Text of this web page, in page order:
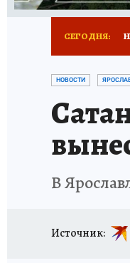
СЕГОДНЯ:
НОВОСТИ
В
Источник: